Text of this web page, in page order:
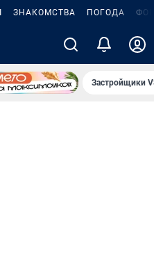
ЗНАКОМСТВА ПОГОДА
Застройщики